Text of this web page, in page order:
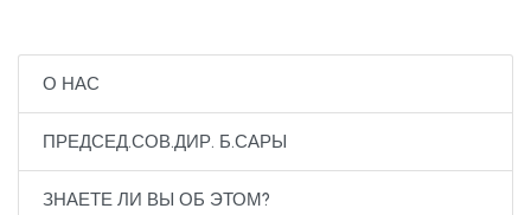
О НАС
ПРЕДСЕД.СОВ.ДИР. Б.САРЫ
ЗНАЕТЕ ЛИ ВЫ ОБ ЭТОМ?